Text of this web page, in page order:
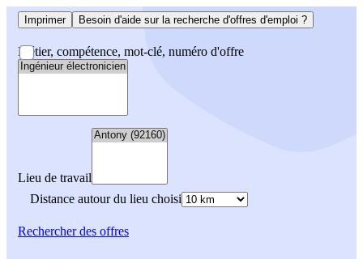
Imprimer Besoin d'aide sur la recherche d'offres d'emploi ?
Métier, compétence, mot-clé, numéro d'offre
Lieu de travail
Distance autour du lieu choisi
Rechercherdes offres